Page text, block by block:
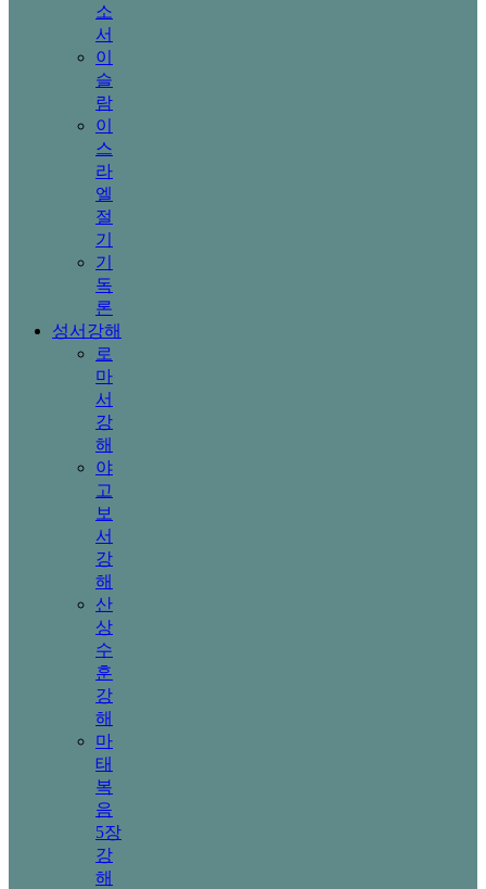
소
서
이
슬
람
이
스
라
엘
절
기
기
독
론
성서강해
로
마
서
강
해
야
고
보
서
강
해
산
상
수
훈
강
해
마
태
복
음
5장
강
해